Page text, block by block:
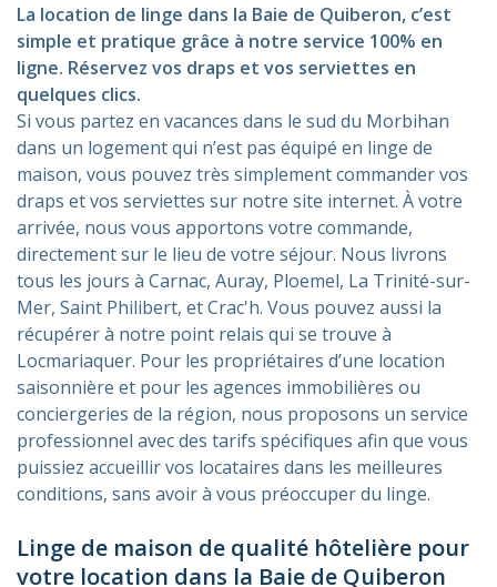
La location de linge dans la Baie de Quiberon, c’est
simple et pratique grâce à notre service 100% en
ligne. Réservez vos draps et vos serviettes en
quelques clics.
Si vous partez en vacances dans le sud du Morbihan
dans un logement qui n’est pas équipé en linge de
maison, vous pouvez très simplement commander vos
draps et vos serviettes sur notre site internet. À votre
arrivée, nous vous apportons votre commande,
directement sur le lieu de votre séjour. Nous livrons
tous les jours à Carnac, Auray, Ploemel, La Trinité-sur-
Mer, Saint Philibert, et Crac'h. Vous pouvez aussi la
récupérer à notre point relais qui se trouve à
Locmariaquer. Pour les propriétaires d’une location
saisonnière et pour les agences immobilières ou
conciergeries de la région, nous proposons un service
professionnel avec des tarifs spécifiques afin que vous
puissiez accueillir vos locataires dans les meilleures
conditions, sans avoir à vous préoccuper du linge.
Linge de maison de qualité hôtelière pour
votre location dans la Baie de Quiberon